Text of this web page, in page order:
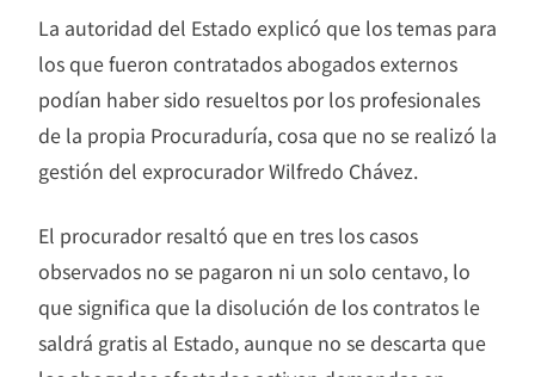
La autoridad del Estado explicó que los temas para
los que fueron contratados abogados externos
podían haber sido resueltos por los profesionales
de la propia Procuraduría, cosa que no se realizó la
gestión del exprocurador Wilfredo Chávez.
El procurador resaltó que en tres los casos
observados no se pagaron ni un solo centavo, lo
que significa que la disolución de los contratos le
saldrá gratis al Estado, aunque no se descarta que